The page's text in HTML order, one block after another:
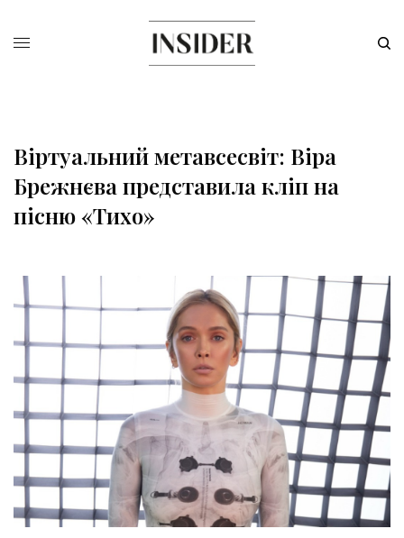
Віртуальний метавсесвіт: Віра
Брежнєва представила кліп на
пісню «Тихо»